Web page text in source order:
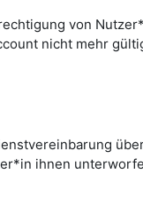
von
nicht mehr
ihnen